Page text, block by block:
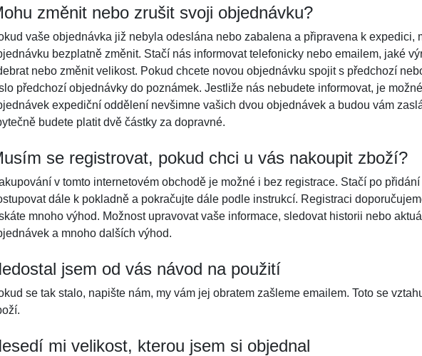
změnit nebo zrušit svoji objednávku?
vaše objednávka již nebyla odeslána nebo zabalena a připravena k expedici,
bezplatně změnit. Stačí nás informovat telefonicky nebo emailem, jaké
nebo změnit velikost. Pokud chcete novou objednávku spojit s předchozí
předchozí objednávky do poznámek. Jestliže nás nebudete informovat, je
expediční oddělení nevšimne vašich dvou objednávek a budou vám
budete platit dvě částky za dopravné.
se registrovat, pokud chci u vás nakoupit zboží?
v tomto internetovém obchodě je možné i bez registrace. Stačí po
dále k pokladně a pokračujte dále podle instrukcí. Registraci
mnoho výhod. Možnost upravovat vaše informace, sledovat historii nebo
a mnoho dalších výhod.
jsem od vás návod na použití
se tak stalo, napište nám, my vám jej obratem zašleme emailem. Toto se
mi velikost, kterou jsem si objednal